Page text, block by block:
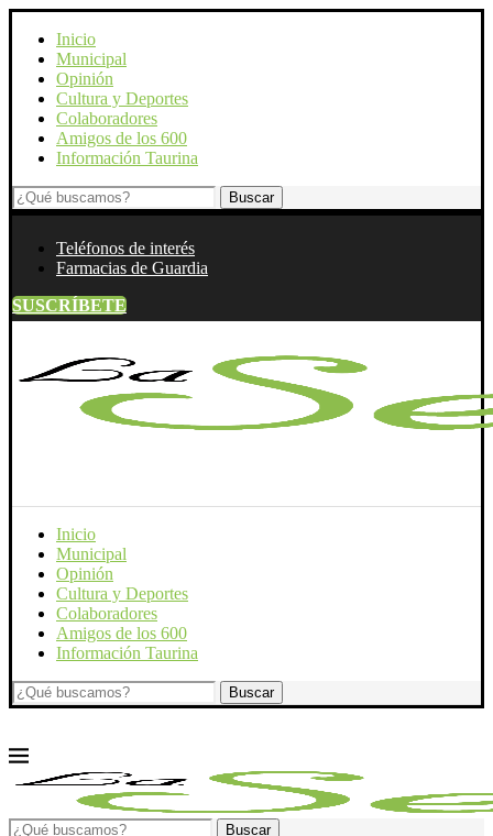
Inicio
Municipal
Opinión
Cultura y Deportes
Colaboradores
Amigos de los 600
Información Taurina
Teléfonos de interés
Farmacias de Guardia
SUSCRÍBETE
Inicio
Municipal
Opinión
Cultura y Deportes
Colaboradores
Amigos de los 600
Información Taurina